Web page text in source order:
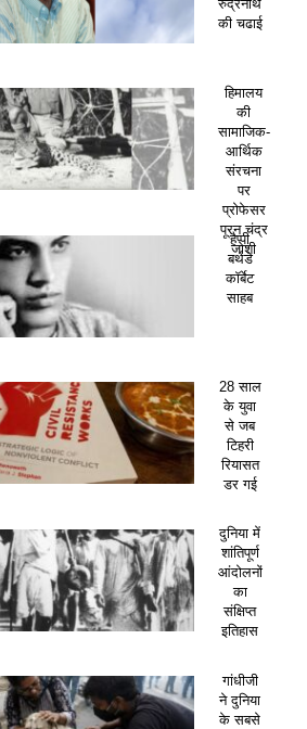
रुद्रनाथ
की चढाई
हिमालय
की
सामाजिक-
आर्थिक
संरचना
पर
प्रोफेसर
पूरन चंद्र
जोशी
हैप्पी
बर्थडे
कॉर्बेट
साहब
28 साल
के युवा
से जब
टिहरी
रियासत
डर गई
दुनिया में
शांतिपूर्ण
आंदोलनों
का
संक्षिप्त
इतिहास
गांधीजी
ने दुनिया
के सबसे